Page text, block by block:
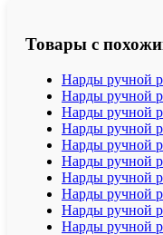
Товары с
Нарды ручной
Нарды ручной
Нарды ручной
Нарды ручной
Нарды ручной
Нарды ручной
Нарды ручной
Нарды ручной
Нарды ручной
Нарды ручной